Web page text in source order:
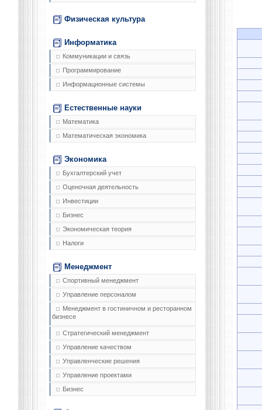
Физическая культура
Информатика
Коммуникации и связь
Программирование
Информационные системы
Естественные науки
Математика
Математическая экономика
Экономика
Бухгалтерский учет
Оценочная деятельность
Инвестиции
Бизнес
Экономическая теория
Налоги
Менеджмент
Спортивный менеджмент
Управление персоналом
Менеджмент в гостиничном и ресторанном
бизнесе
Стратегический менеджмент
Управление качеством
Управленческие решения
Управление проектами
Бизнес